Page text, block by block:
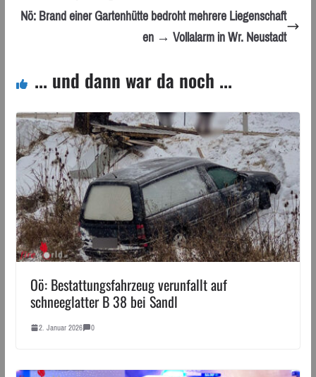
Nö: Brand einer Gartenhütte bedroht mehrere Liegenschaft
en → Vollalarm in Wr. Neustadt
... und dann war da noch ...
Oö: Bestattungsfahrzeug verunfallt auf
schneeglatter B 38 bei Sandl
2. Januar 2026 0